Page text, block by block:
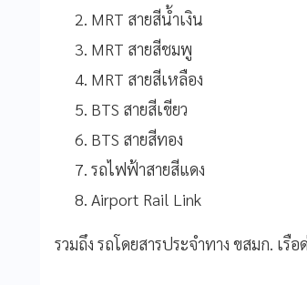
MRT สายสีน้ำเงิน
MRT สายสีชมพู
MRT สายสีเหลือง
BTS สายสีเขียว
BTS สายสีทอง
รถไฟฟ้าสายสีแดง
Airport Rail Link
รวมถึง รถโดยสารประจำทาง ขสมก. เรื